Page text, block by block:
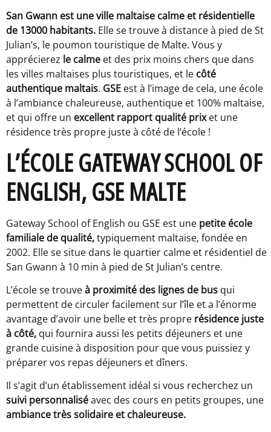
San Gwann est une ville maltaise calme et résidentielle
de 13000 habitants. Elle se trouve à distance à pied de St
Julian’s, le poumon touristique de Malte. Vous y
apprécierez le calme et des prix moins chers que dans
les villes maltaises plus touristiques, et le côté
authentique maltais. GSE est à l’image de cela, une école
à l’ambiance chaleureuse, authentique et 100% maltaise,
et qui offre un excellent rapport qualité prixet une
résidence très propre juste à côté de l’école !
L’ÉCOLE GATEWAY SCHOOL OF
ENGLISH, GSE MALTE
Gateway School of English ou GSE est une petite école
familiale de qualité,typiquement maltaise, fondée en
2002. Elle se situe dans le quartier calme et résidentiel de
San Gwann à 10 min à pied de St Julian’s centre.
L’école se trouveà proximité des lignes de bus qui
permettent de circuler facilement sur l’île et a l’énorme
avantage d’avoir une belle et très propre résidence juste
à côté, qui fournira aussi les petits déjeuners et une
grande cuisine à disposition pour que vous puissiez y
préparer vos repas déjeuners et dîners.
Il s’agit d’un établissement idéal si vous recherchez un
suivi personnaliséavec des cours en petits groupes, une
ambiance très solidaire et chaleureuse.